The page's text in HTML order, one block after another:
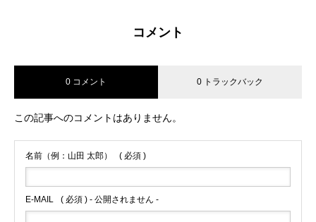
コメント
0 コメント 0 トラックバック
この記事へのコメントはありません。
名前（例：山田 太郎） ( 必須 )
E-MAIL ( 必須 ) - 公開されません -